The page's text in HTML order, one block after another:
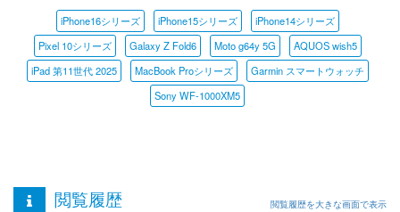
iPhone16シリーズ iPhone15シリーズ
iPhone14シリーズ
Pixel 10シリーズ
Galaxy Z Fold6 Moto g64y 5G
AQUOS wish5
iPad 第11世代 2025
MacBook Proシリーズ
Garmin スマートウォッチ
Sony WF-1000XM5
閲覧履歴 閲覧履歴を大きな画面で表示